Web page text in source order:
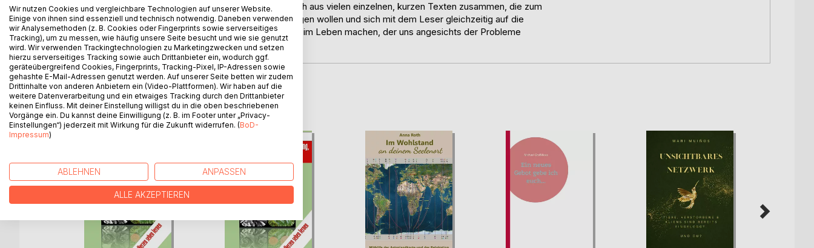
Der Band 'Hoffnung durch Glauben an die Liebe' setzt sich aus vielen einzelnen, kurzen Texten zusammen, die zum
Nachdenken über Gott, den Menschen und die Welt anregen wollen und sich mit dem Leser gleichzeitig auf die
Suche nach einem, besser gesagt, den einen, festen Halt im Leben machen, der uns angesichts der Probleme
unserer Zeit zu Stärke und Resilienz verhilft.
WEITERE TITEL BEIBoD
Wir nutzen Cookies und vergleichbare Technologien auf unserer Website.
Einige von ihnen sind essenziell und technisch notwendig. Daneben verwenden
wir Analysemethoden (z. B. Cookies oder Fingerprints sowie serverseitiges
Tracking), um zu messen, wie häufig unsere Seite besucht und wie sie genutzt
wird. Wir verwenden Trackingtechnologien zu Marketingzwecken und setzen
hierzu serverseitiges Tracking sowie auch Drittanbieter ein, wodurch ggf.
geräteübergreifend Cookies, Fingerprints, Tracking-Pixel, IP-Adressen sowie
gehashte E-Mail-Adressen genutzt werden. Auf unserer Seite betten wir zudem
Drittinhalte von anderen Anbietern ein (Video-Plattformen). Wir haben auf die
weitere Datenverarbeitung und ein etwaiges Tracking durch den Drittanbieter
keinen Einfluss. Mit deiner Einstellung willigst du in die oben beschriebenen
Vorgänge ein. Du kannst deine Einwilligung (z. B. im Footer unter „Privacy-
Einstellungen“) jederzeit mit Wirkung für die Zukunft widerrufen. (BoD-
Impressum)
ABLEHNEN ANPASSEN
ALLE AKZEPTIEREN